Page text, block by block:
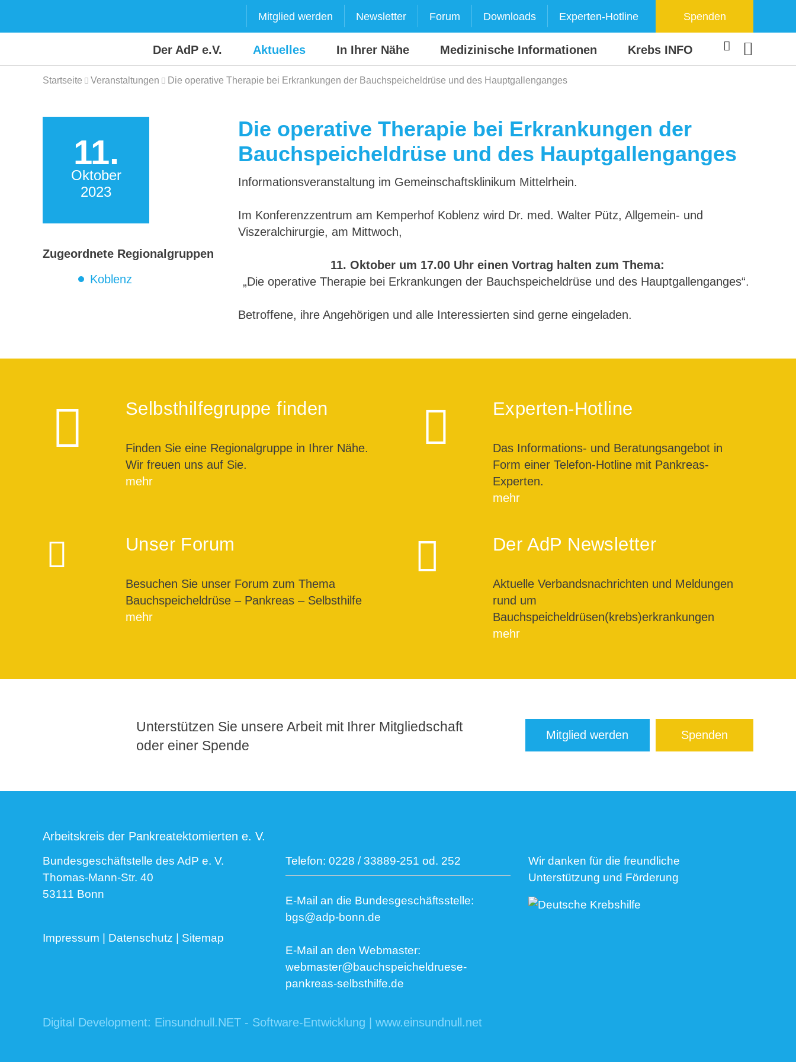
Mitglied werden Newsletter Forum Downloads Experten-Hotline Spenden
Der AdP e.V. Aktuelles In Ihrer Nähe Medizinische Informationen Krebs INFO
Startseite Veranstaltungen Die operative Therapie bei Erkrankungen der Bauchspeicheldrüse und des Hauptgallenganges
11.
Oktober
2023
Zugeordnete Regionalgruppen
Koblenz
Die operative Therapie bei Erkrankungen der
Bauchspeicheldrüse und des Hauptgallenganges
Informationsveranstaltung im Gemeinschaftsklinikum Mittelrhein.
Im Konferenzzentrum am Kemperhof Koblenz wird Dr. med. Walter Pütz, Allgemein- und
Viszeralchirurgie, am Mittwoch,
11. Oktober um 17.00 Uhr einen Vortrag halten zum Thema:
„Die operative Therapie bei Erkrankungen der Bauchspeicheldrüse und des Hauptgallenganges“.
Betroffene, ihre Angehörigen und alle Interessierten sind gerne eingeladen.
Selbsthilfegruppe finden
Finden Sie eine Regionalgruppe in Ihrer Nähe.
Wir freuen uns auf Sie.
mehr
Experten-Hotline
Das Informations- und Beratungsangebot in
Form einer Telefon-Hotline mit Pankreas-
Experten.
mehr
Unser Forum
Besuchen Sie unser Forum zum Thema
Bauchspeicheldrüse – Pankreas – Selbsthilfe
mehr
Der AdP Newsletter
Aktuelle Verbandsnachrichten und Meldungen
rund um
Bauchspeicheldrüsen(krebs)erkrankungen
mehr
Unterstützen Sie unsere Arbeit mit Ihrer Mitgliedschaft
oder einer Spende
Mitglied werden Spenden
Arbeitskreis der Pankreatektomierten e. V.
Bundesgeschäftstelle des AdP e. V.
Thomas-Mann-Str. 40
53111 Bonn
Impressum Datenschutz Sitemap
Telefon: 0228 / 33889-251 od. 252
E-Mail an die Bundesgeschäftsstelle:
bgs@adp-bonn.de
E-Mail an den Webmaster:
webmaster@bauchspeicheldruese-
pankreas-selbsthilfe.de
Wir danken für die freundliche
Unterstützung und Förderung
Digital Development: Einsundnull.NET - Software-Entwicklung | www.einsundnull.net